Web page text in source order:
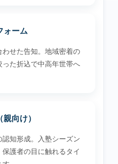
ォーム
せた告知。地域密着の
た折込で中高年世帯へ
向け）
知形成。入塾シーズン
護者の目に触れるタイ